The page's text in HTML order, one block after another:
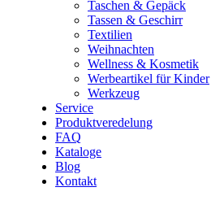
Taschen & Gepäck
Tassen & Geschirr
Textilien
Weihnachten
Wellness & Kosmetik
Werbeartikel für Kinder
Werkzeug
Service
Produktveredelung
FAQ
Kataloge
Blog
Kontakt